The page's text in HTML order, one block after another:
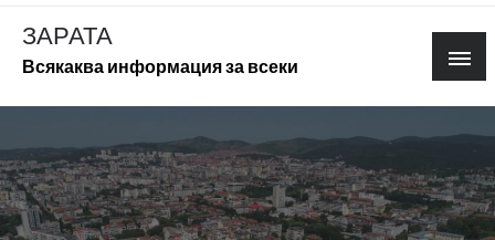
Skip
content
ЗАРАТА
Всякаква информация за всеки